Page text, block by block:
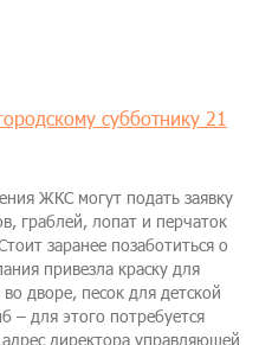
субботнику 21
ЖКС могут подать заявку
граблей, лопат и перчаток
заранее позаботиться о
привезла краску для
дворе, песок для детской
– для этого потребуется
директора управляющей